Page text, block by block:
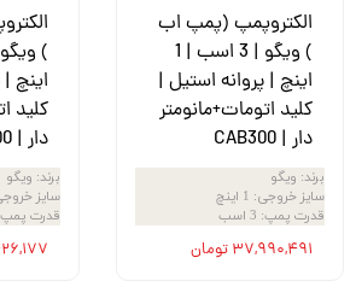
الکتروپمپ (پمپ اب
) ویگو | 3 اسب | 1
اینچ | پروانه استیل |
کلید اتومات+مانومتر
دار | CAB300
برند: ویگو
سایز خروجی: 1 اینچ
قدرت پمپ: 3 اسب
۳۷,۹۹۰,۴۹۱ تومان
اینچ
کلید
دار | CAB200
برند: ویگو
سایز
قدرت پمپ